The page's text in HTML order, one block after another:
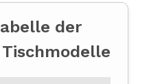
der